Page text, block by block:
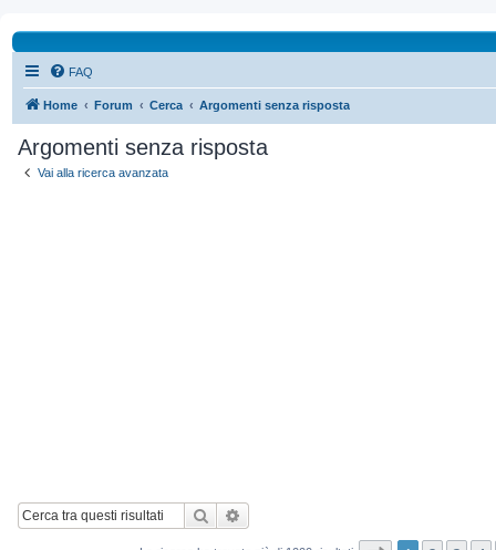
FAQ
Home Forum Cerca Argomenti senza risposta
Argomenti senza risposta
Vai alla ricerca avanzata
Cerca